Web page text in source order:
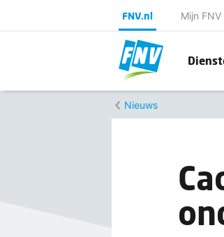
FNV.nl Mijn FNV
Nieuws